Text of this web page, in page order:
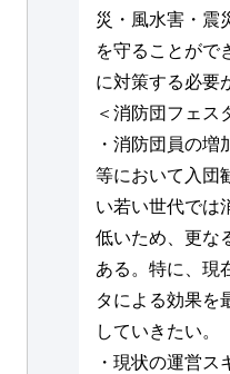
災・風水害・震
を守ることがで
に対策する必要
＜消防団フェス
・消防団員の増
等において入団
い若い世代では
低いため、更な
ある。特に、現
タによる効果を
していきたい。
・現状の運営